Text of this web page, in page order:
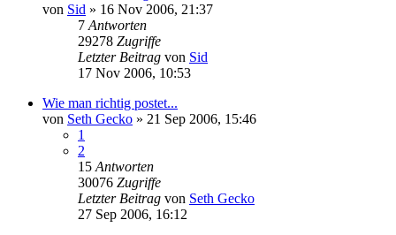
von Sid » 16 Nov 2006, 21:37
7 Antworten
29278 Zugriffe
Letzter Beitrag von Sid
17 Nov 2006, 10:53
Wie man richtig postet...
von Seth Gecko » 21 Sep 2006, 15:46
1
2
15 Antworten
30076 Zugriffe
Letzter Beitrag von Seth Gecko
27 Sep 2006, 16:12